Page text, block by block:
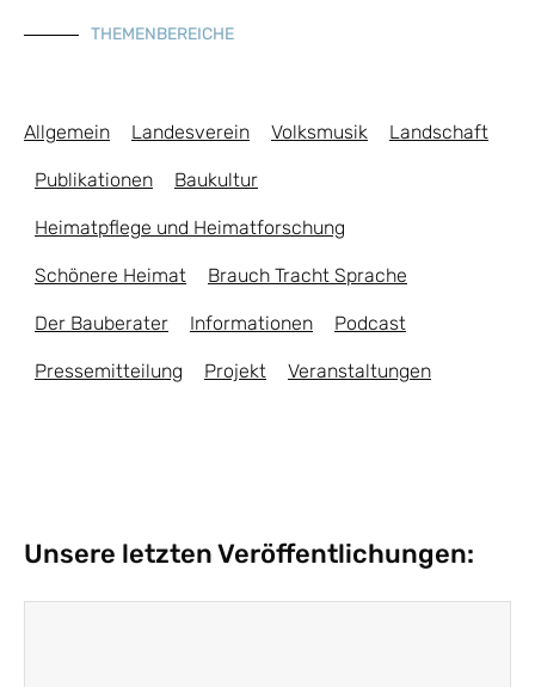
THEMENBEREICHE
Allgemein Landesverein Volksmusik Landschaft
Publikationen Baukultur
Heimatpflege und Heimatforschung
Schönere Heimat Brauch Tracht Sprache
Der Bauberater Informationen Podcast
Pressemitteilung Projekt Veranstaltungen
Unsere letzten Veröffentlichungen: